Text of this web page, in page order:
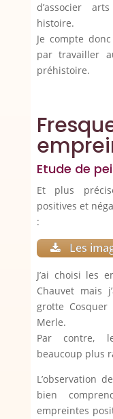
d’associer
histoire.
Je compte
par travailler
préhistoire.
Etude de
Et plus
positives et
:
Les
J’ai choisi les
Chauvet mais
grotte
Merle.
Par contre,
beaucoup plus
L’observation
bien
empreintes